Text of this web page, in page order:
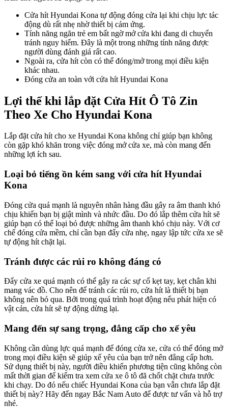
Cửa hít Hyundai Kona tự động đóng cửa lại khi chịu lực tác
động dù rất nhẹ nhờ thiết bị cảm ứng.
Tính năng ngăn trẻ em bất ngờ mở cửa khi đang di chuyển
tránh nguy hiểm. Đây là một trong những tính năng được
người dùng đánh giá rất cao.
Ngoài ra, cửa hít còn có thể đóng/mở trong mọi điều kiện
khác nhau.
Đóng cửa an toàn với cửa hít Hyundai Kona
Lợi thế khi lắp đặt Cửa Hít Ô Tô Zin
Theo Xe Cho Hyundai Kona
Lắp đặt cửa hít cho xe Hyundai Kona không chỉ giúp bạn không
còn gặp khó khăn trong việc đóng mở cửa xe, mà còn mang đến
những lợi ích sau.
Loại bỏ tiếng ồn kém sang với cửa hít Hyundai
Kona
Đóng cửa quá mạnh là nguyên nhân hàng đầu gây ra âm thanh khó
chịu khiến bạn bị giật mình và nhức đầu. Do đó lắp thêm cửa hít sẽ
giúp bạn có thể loại bỏ được những âm thanh khó chịu này. Với cơ
chế đóng cửa mềm, chỉ cần bạn đẩy cửa nhẹ, ngay lập tức cửa xe sẽ
tự động hít chặt lại.
Tránh được các rủi ro không đáng có
Đẩy cửa xe quá mạnh có thể gây ra các sự cố kẹt tay, kẹt chân khi
mang vác đồ. Cho nên để tránh các rủi ro, cửa hít là thiết bị bạn
không nên bỏ qua. Bởi trong quá trình hoạt động nếu phát hiện có
vật cản, cửa hít sẽ tự động dừng lại.
Mang đến sự sang trọng, đẳng cấp cho xế yêu
Không cần dùng lực quá mạnh để đóng cửa xe, cửa có thể đóng mở
trong mọi điều kiện sẽ giúp xế yêu của bạn trở nên đẳng cấp hơn.
Sử dụng thiết bị này, người điều khiển phương tiện cũng không còn
mất thời gian để kiểm tra xem cửa xe ô tô đã chốt chặt chưa trước
khi chạy. Do đó nếu chiếc Hyundai Kona của bạn vẫn chưa lắp đặt
thiết bị này? Hãy đến ngay Bắc Nam Auto để được tư vấn và hỗ trợ
nhé.